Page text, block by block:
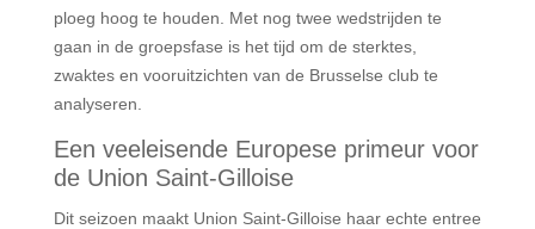
ploeg hoog te houden. Met nog twee wedstrijden te
gaan in de groepsfase is het tijd om de sterktes,
zwaktes en vooruitzichten van de Brusselse club te
analyseren.
Een veeleisende Europese primeur voor
de Union Saint-Gilloise
Dit seizoen maakt Union Saint-Gilloise haar echte entree